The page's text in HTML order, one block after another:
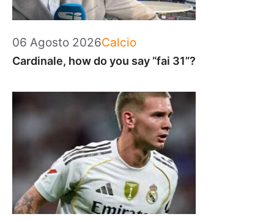
06 Agosto 2026Categorie
Calcio
Cardinale, how do you say “fai 31”?